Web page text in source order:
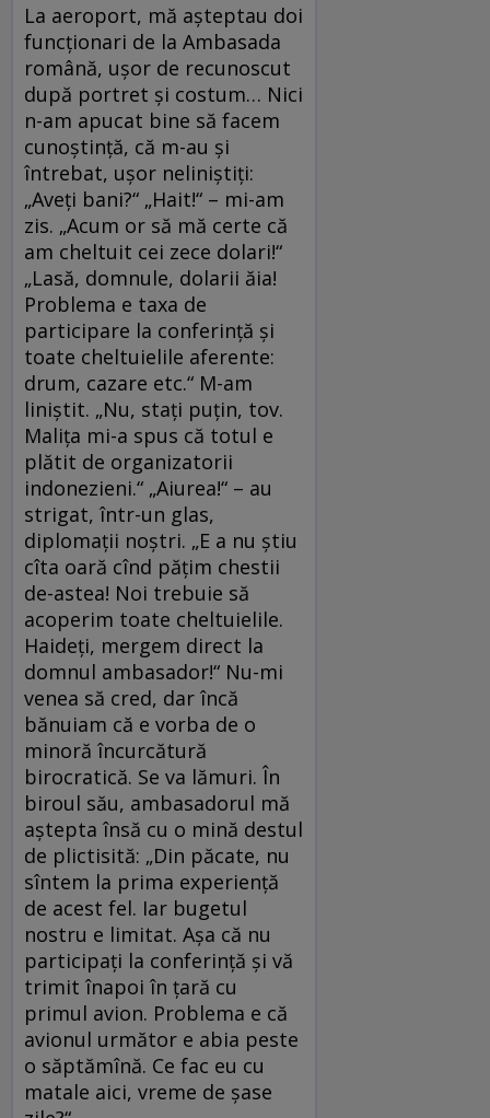
La aeroport, mă aşteptau doi
funcţionari de la Ambasada
română, uşor de recunoscut
după portret şi costum… Nici
n-am apucat bine să facem
cunoştinţă, că m-au şi
întrebat, uşor neliniştiţi:
„Aveţi bani?“ „Hait!“ – mi-am
zis. „Acum or să mă certe că
am cheltuit cei zece dolari!“
„Lasă, domnule, dolarii ăia!
Problema e taxa de
participare la conferinţă şi
toate cheltuielile aferente:
drum, cazare etc.“ M-am
liniştit. „Nu, staţi puţin, tov.
Maliţa mi-a spus că totul e
plătit de organizatorii
indonezieni.“ „Aiurea!“ – au
strigat, într-un glas,
diplomaţii noştri. „E a nu ştiu
cîta oară cînd păţim chestii
de-astea! Noi trebuie să
acoperim toate cheltuielile.
Haideţi, mergem direct la
domnul ambasador!“ Nu-mi
venea să cred, dar încă
bănuiam că e vorba de o
minoră încurcătură
birocratică. Se va lămuri. În
biroul său, ambasadorul mă
aştepta însă cu o mină destul
de plictisită: „Din păcate, nu
sîntem la prima experienţă
de acest fel. Iar bugetul
nostru e limitat. Aşa că nu
participaţi la conferinţă şi vă
trimit înapoi în ţară cu
primul avion. Problema e că
avionul următor e abia peste
o săptămînă. Ce fac eu cu
matale aici, vreme de şase